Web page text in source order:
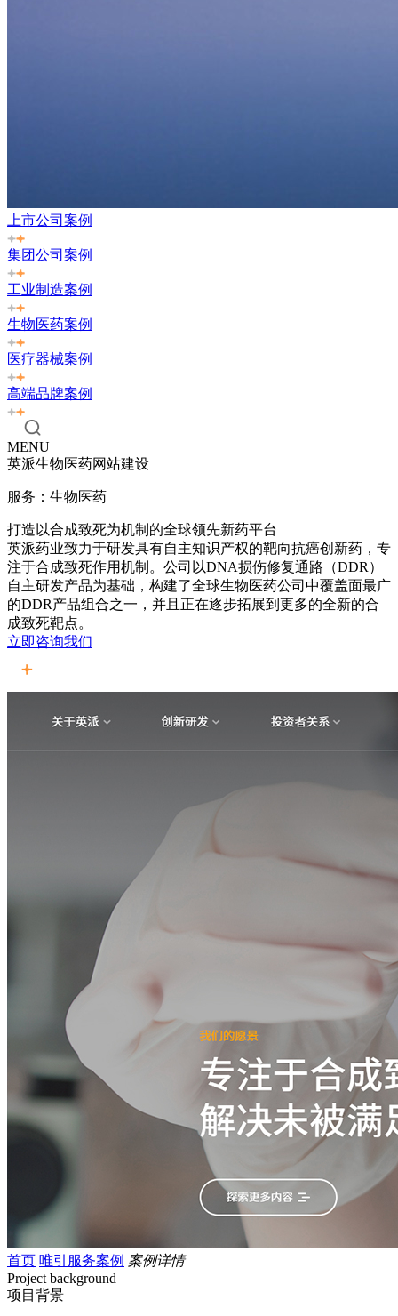
上市公司案例
集团公司案例
工业制造案例
生物医药案例
医疗器械案例
高端品牌案例
MENU
英派生物医药网站建设
服务：生物医药
打造以合成致死为机制的全球领先新药平台
英派药业致力于研发具有自主知识产权的靶向抗癌创新药，专
注于合成致死作用机制。公司以DNA损伤修复通路（DDR）
自主研发产品为基础，构建了全球生物医药公司中覆盖面最广
的DDR产品组合之一，并且正在逐步拓展到更多的全新的合
成致死靶点。
立即咨询我们
首页 唯引服务案例 案例详情
Project background
项目背景